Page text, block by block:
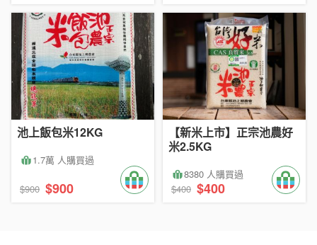
池上飯包米12KG
1.7萬 人購買過
$900 $900
【新米上市】正宗池農好
米2.5KG
8380 人購買過
$400 $400